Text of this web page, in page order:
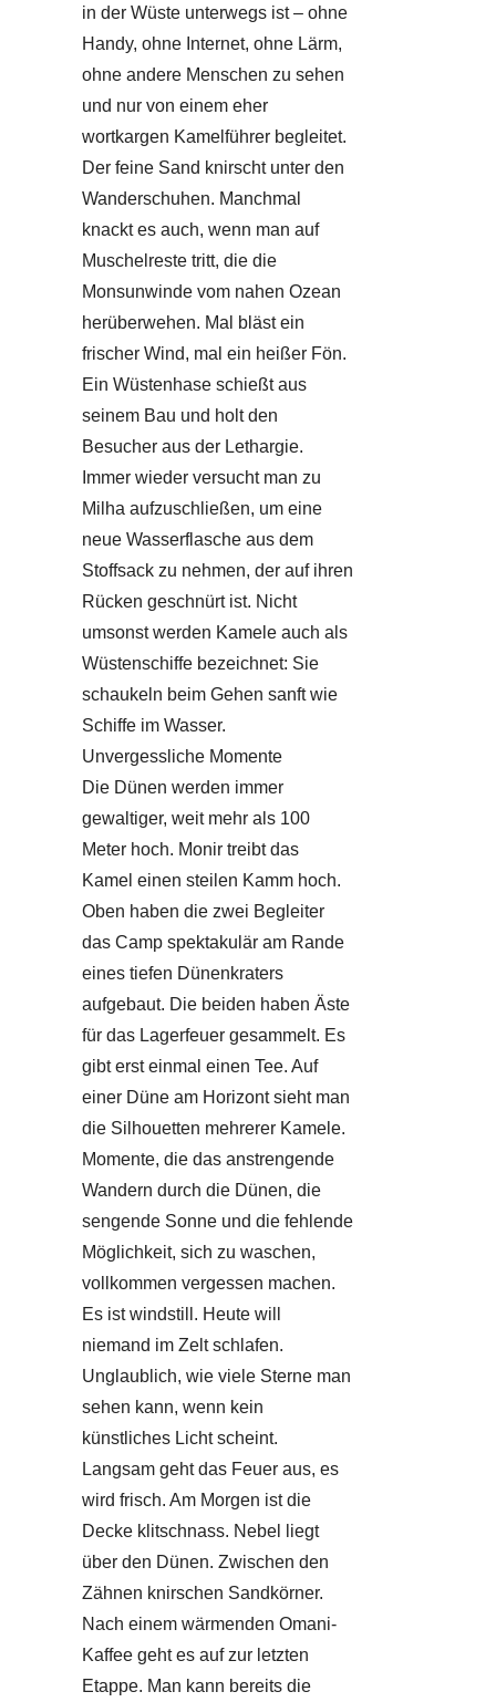
in der Wüste unterwegs ist – ohne
Handy, ohne Internet, ohne Lärm,
ohne andere Menschen zu sehen
und nur von einem eher
wortkargen Kamelführer begleitet.
Der feine Sand knirscht unter den
Wanderschuhen. Manchmal
knackt es auch, wenn man auf
Muschelreste tritt, die die
Monsunwinde vom nahen Ozean
herüberwehen. Mal bläst ein
frischer Wind, mal ein heißer Fön.
Ein Wüstenhase schießt aus
seinem Bau und holt den
Besucher aus der Lethargie.
Immer wieder versucht man zu
Milha aufzuschließen, um eine
neue Wasserflasche aus dem
Stoffsack zu nehmen, der auf ihren
Rücken geschnürt ist. Nicht
umsonst werden Kamele auch als
Wüstenschiffe bezeichnet: Sie
schaukeln beim Gehen sanft wie
Schiffe im Wasser.
Unvergessliche Momente
Die Dünen werden immer
gewaltiger, weit mehr als 100
Meter hoch. Monir treibt das
Kamel einen steilen Kamm hoch.
Oben haben die zwei Begleiter
das Camp spektakulär am Rande
eines tiefen Dünenkraters
aufgebaut. Die beiden haben Äste
für das Lagerfeuer gesammelt. Es
gibt erst einmal einen Tee. Auf
einer Düne am Horizont sieht man
die Silhouetten mehrerer Kamele.
Momente, die das anstrengende
Wandern durch die Dünen, die
sengende Sonne und die fehlende
Möglichkeit, sich zu waschen,
vollkommen vergessen machen.
Es ist windstill. Heute will
niemand im Zelt schlafen.
Unglaublich, wie viele Sterne man
sehen kann, wenn kein
künstliches Licht scheint.
Langsam geht das Feuer aus, es
wird frisch. Am Morgen ist die
Decke klitschnass. Nebel liegt
über den Dünen. Zwischen den
Zähnen knirschen Sandkörner.
Nach einem wärmenden Omani-
Kaffee geht es auf zur letzten
Etappe. Man kann bereits die